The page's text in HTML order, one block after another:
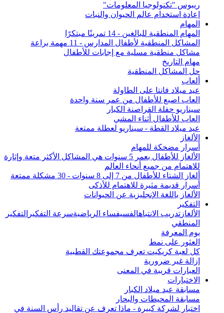
ريبوس "تكنولوجيا المعلومات"
إعادة استخدام عالم الحيوان والنبات
المهام
المهام المنطقية للبالغين - 14 تمرينًا مبتكرًا
المشاكل المنطقية لأطفال المدارس - 11 مهمة براعة
مشاكل منطقية مسلية مع إجابات للأطفال
مهام التاريخ
حل المشاكل المنطقية
ألعاب
عيد ميلاد فانتا على الطاولة
العاب اصبع للأطفال من عمر سنة واحدة
سيناريو حفلة القراصنة الكبار
العاب للأطفال أثناء المشي
عيد ميلاد القطة - سيناريو لعطلة ممتعة
الألغاز
أسرار مضحكة للمهام
الألغاز للأطفال بعمر 5 سنوات هي المشاكل الأكثر متعة وإثارة
للاهتمام من جميع أنحاء العالم
ألغاز الشتاء للأطفال من 7 إلى 8 سنوات - 30 مشكلة ممتعة
أسرار قديمة مثيرة للاهتمام للأذكى
الألغاز باللغة الإنجليزية عن الحيوانات
التفكير
الألغاز تدريب الانتباهالفسيفساء الرياضيةسرعة التفكير التفكير
المنطقي
يوم المعرفة
العثور على نمط
كل لعبة كريكيت تعرف مجموعتك القطبية
إزالة غير ضرورية
العبارات قريبة في المعنى
الاختبارات
مسابقة عيد ميلاد الكبار
مسابقة المحيطات والبحار
اختبار لشركة كبيرة - ماذا تعرف عن تقاليد رأس السنة في